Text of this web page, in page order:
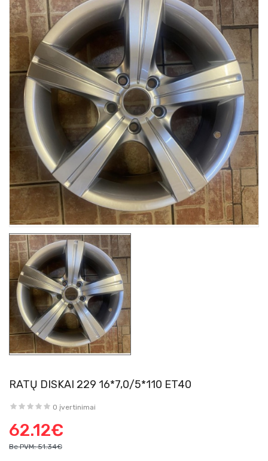
RATŲ DISKAI 229 16*7,0/5*110 ET40
0 įvertinimai
62.12€
Be PVM: 51.34€